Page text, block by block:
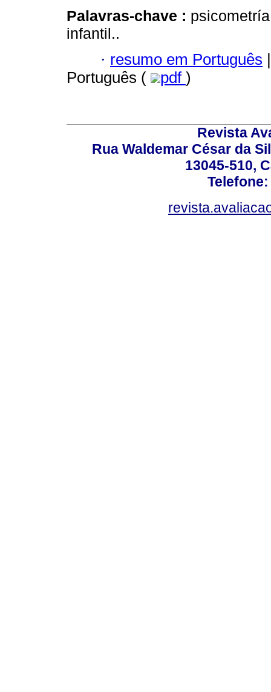
Palavras-chave :
infantil..
· resumo em Português |
Português (
pdf )
Revista
Rua Waldemar César da
13045-510,
Telefone: